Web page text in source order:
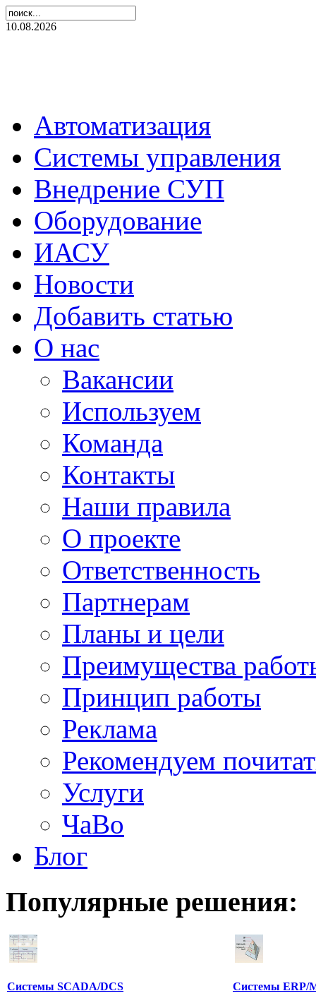
10.08.2026
Автоматизация
Системы управления
Внедрение СУП
Оборудование
ИАСУ
Новости
Добавить статью
О нас
Вакансии
Используем
Команда
Контакты
Наши правила
О проекте
Ответственность
Партнерам
Планы и цели
Преимущества
Принцип работы
Реклама
Рекомендуем
Услуги
ЧаВо
Блог
Популярные решения:
Системы SCADA/DCS Системы ERP/